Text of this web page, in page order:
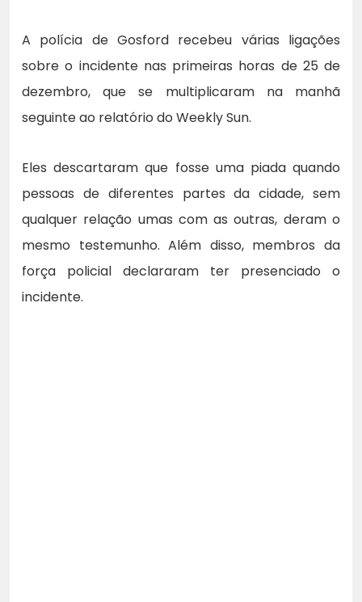
A polícia de Gosford recebeu várias ligações
sobre o incidente nas primeiras horas de 25 de
dezembro, que se multiplicaram na manhã
seguinte ao relatório do Weekly Sun.
Eles descartaram que fosse uma piada quando
pessoas de diferentes partes da cidade, sem
qualquer relação umas com as outras, deram o
mesmo testemunho. Além disso, membros da
força policial declararam ter presenciado o
incidente.